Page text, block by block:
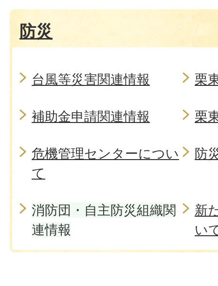
防災
台風等災害関連情報 栗
補助金申請関連情報 栗
危機管理センターについ
て
防
消防団・自主防災組織関
連情報
新
い